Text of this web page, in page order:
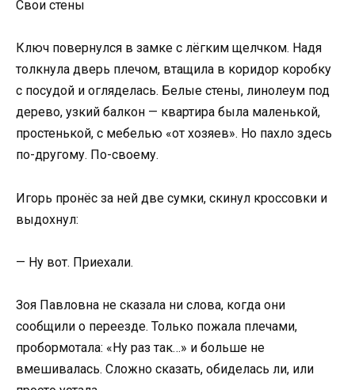
Свои стены
Ключ повернулся в замке с лёгким щелчком. Надя
толкнула дверь плечом, втащила в коридор коробку
с посудой и огляделась. Белые стены, линолеум под
дерево, узкий балкон — квартира была маленькой,
простенькой, с мебелью «от хозяев». Но пахло здесь
по-другому. По-своему.
Игорь пронёс за ней две сумки, скинул кроссовки и
выдохнул:
— Ну вот. Приехали.
Зоя Павловна не сказала ни слова, когда они
сообщили о переезде. Только пожала плечами,
пробормотала: «Ну раз так…» и больше не
вмешивалась. Сложно сказать, обиделась ли, или